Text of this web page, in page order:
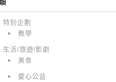
特別企劃
教學
生活/旅遊/影劇
美食
愛心公益